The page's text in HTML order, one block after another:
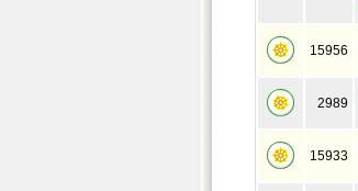
15956
2989
15933